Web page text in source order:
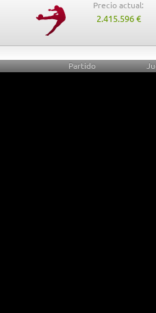
Precio actual:
2.415.596 €
Partido